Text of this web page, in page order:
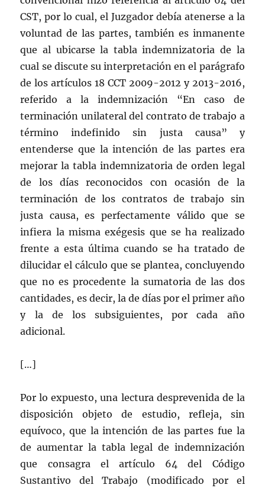
CST, por lo cual, el Juzgador debía atenerse a la
voluntad de las partes, también es inmanente
que al ubicarse la tabla indemnizatoria de la
cual se discute su interpretación en el parágrafo
de los artículos 18 CCT 2009-2012 y 2013-2016,
referido a la indemnización “En caso de
terminación unilateral del contrato de trabajo a
término indefinido sin justa causa” y
entenderse que la intención de las partes era
mejorar la tabla indemnizatoria de orden legal
de los días reconocidos con ocasión de la
terminación de los contratos de trabajo sin
justa causa, es perfectamente válido que se
infiera la misma exégesis que se ha realizado
frente a esta última cuando se ha tratado de
dilucidar el cálculo que se plantea, concluyendo
que no es procedente la sumatoria de las dos
cantidades, es decir, la de días por el primer año
y la de los subsiguientes, por cada año
adicional.
[…]
Por lo expuesto, una lectura desprevenida de la
disposición objeto de estudio, refleja, sin
equívoco, que la intención de las partes fue la
de aumentar la tabla legal de indemnización
que consagra el artículo 64 del Código
Sustantivo del Trabajo (modificado por el